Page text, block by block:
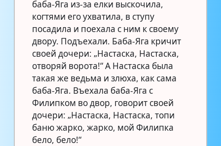
баба-Яга из-за елки выскочила,
когтями его ухватила, в ступу
посадила и поехала с ним к своему
двору. Подъехали. Баба-Яга кричит
своей дочери: „Настаска, Настаска,
отворяй ворота!“ А Настаска была
такая же ведьма и злюxа, как сама
баба-Яга. Въехала баба-Яга с
Филипком во двор, говорит своей
дочери: „Настаска, Настаска, топи
баню жарко, жарко, мой Филипка
бело, бело!“